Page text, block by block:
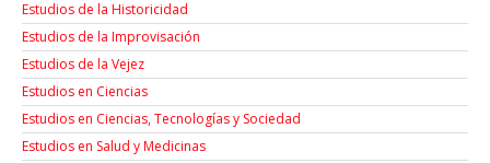
Estudios de la Historicidad
Estudios de la Improvisación
Estudios de la Vejez
Estudios en Ciencias
Estudios en Ciencias, Tecnologías y Sociedad
Estudios en Salud y Medicinas